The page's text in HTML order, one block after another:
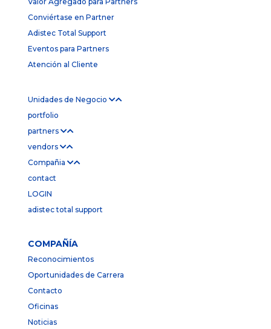
Conviértase en Partner
Adistec Total Support
Eventos para Partners
Atención al Cliente
Unidades de Negocio
portfolio
partners
vendors
Compañia
contact
LOGIN
adistec total support
COMPAÑÍA
Reconocimientos
Oportunidades de Carrera
Contacto
Oficinas
Noticias